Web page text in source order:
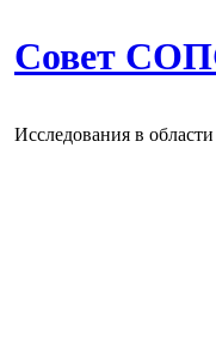
Совет
Исследования в